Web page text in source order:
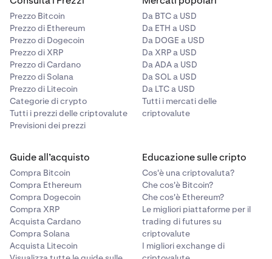
il tuo deposito istantaneo.
8 Congratulazioni, il deposito è stato effettuato!
tuo deposito verrà
elaborato entro pochi minuti
riscontri dei ritardi, ti invitiamo acontattare il nostro
team dell’Assistenza clienti.
Prezzo Bitcoin
Prezzo di Ethereum
Prezzo di Dogecoin
Prezzo di XRP
Prezzo di Cardano
Prezzo di Solana
Prezzo di Litecoin
Categorie di crypto
Tutti i prezzi delle criptovalute
Previsioni dei prezzi
Da BTC a USD
Da ETH a USD
Da DOGE a USD
Da XRP a USD
Da ADA a USD
Da SOL a USD
Da LTC a USD
Tutti i mercati delle
criptovalute
Guide all’acquisto
Compra Bitcoin
Compra Ethereum
Compra Dogecoin
Compra XRP
Acquista Cardano
Compra Solana
Acquista Litecoin
Educazione sulle cripto
Cos'è una criptovaluta?
Che cos'è Bitcoin?
Che cos'è Ethereum?
Le migliori piattaforme per il
trading di futures su
criptovalute
I migliori exchange di